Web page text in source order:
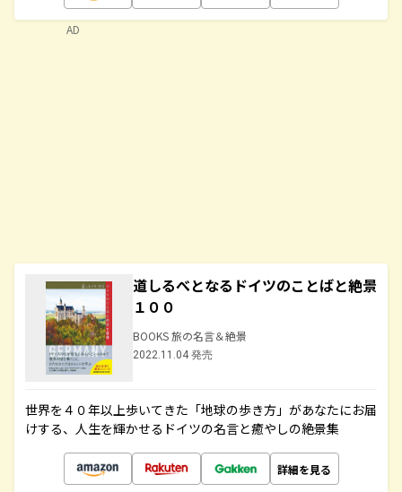
道しるべとなるドイツのことばと絶景
１００
BOOKS 旅の名言＆絶景
2022.11.04 発売
世界を４０年以上歩いてきた「地球の歩き方」があなたにお届
けする、人生を輝かせるドイツの名言と癒やしの絶景集
詳細を見る
AD